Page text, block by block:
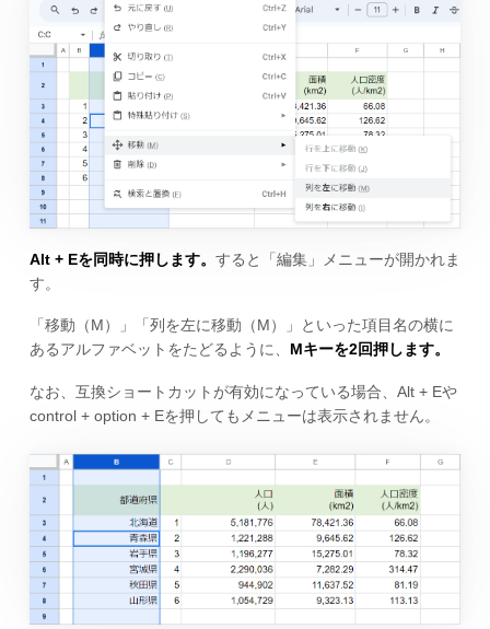
Alt + Eを同時に押します。 すると「編集」メニューが開かれま
す。
「移動（M）」「列を左に移動（M）」といった項目名の横に
あるアルファベットをたどるように、 Mキーを2回押します。
なお、互換ショートカットが有効になっている場合、Alt + Eや
control + option + Eを押してもメニューは表示されません。